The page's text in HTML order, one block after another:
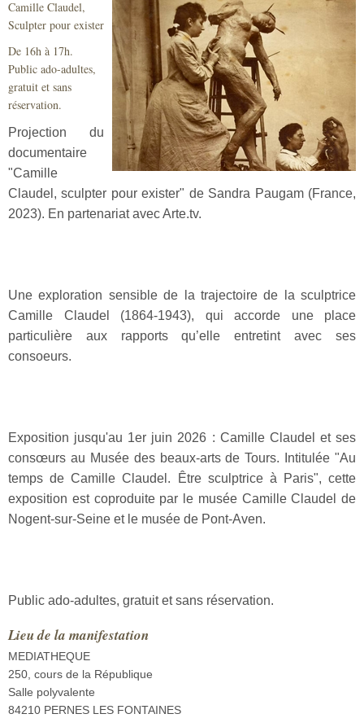
Sécurité civile
Sécurité publique
Camille Claudel,
Sculpter pour exister
De 16h à 17h.
Public ado-adultes,
gratuit et sans
réservation.
Projection du
documentaire
"Camille
Claudel, sculpter pour exister" de Sandra Paugam (France,
2023). En partenariat avec Arte.tv.
Une exploration sensible de la trajectoire de la sculptrice
Camille Claudel (1864-1943), qui accorde une place
particulière aux rapports qu’elle entretint avec ses
consoeurs.
Exposition jusqu'au 1er juin 2026 : Camille Claudel et ses
consœurs au Musée des beaux-arts de Tours. Intitulée "Au
temps de Camille Claudel. Être sculptrice à Paris", cette
exposition est coproduite par le musée Camille Claudel de
Nogent-sur-Seine et le musée de Pont-Aven.
Public ado-adultes, gratuit et sans réservation.
Lieu de la manifestation
MEDIATHEQUE
250, cours de la République
Salle polyvalente
84210 PERNES LES FONTAINES